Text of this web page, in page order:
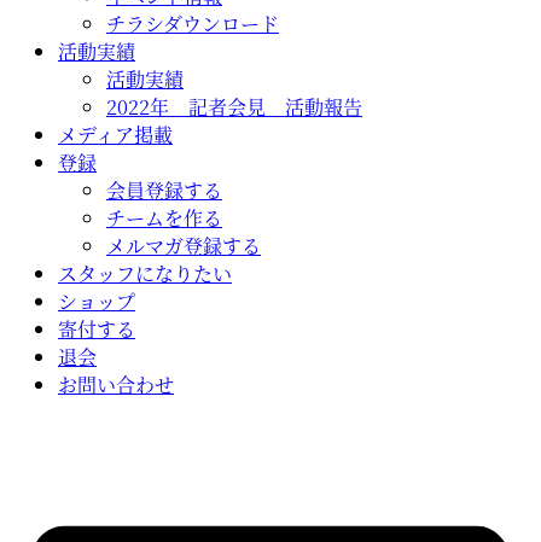
チラシダウンロード
活動実績
活動実績
2022年 記者会見 活動報告
メディア掲載
登録
会員登録する
チームを作る
メルマガ登録する
スタッフになりたい
ショップ
寄付する
退会
お問い合わせ